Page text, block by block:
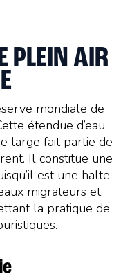
PLEIN AIR
mondiale de
étendue d’eau
large fait partie de
Il constitue une
est une halte
migrateurs et
la pratique de